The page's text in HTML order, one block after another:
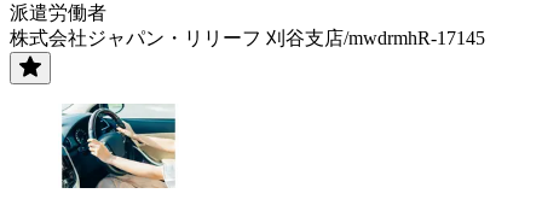
派遣労働者
株式会社ジャパン・リリーフ 刈谷支店/mwdrmhR-17145